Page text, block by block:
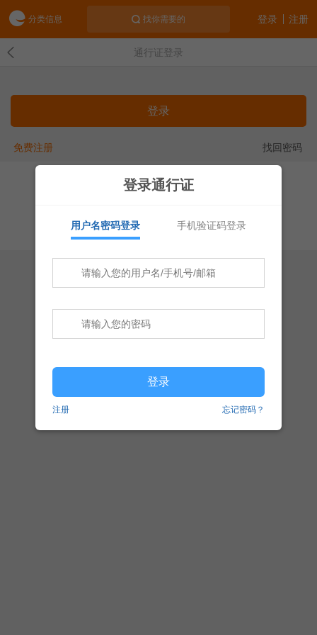
分类信息 找你需要的 注册
登录
通行证登录
登录
免费注册 找回密码
增值电信业务经营许可证：桂B2-20040001